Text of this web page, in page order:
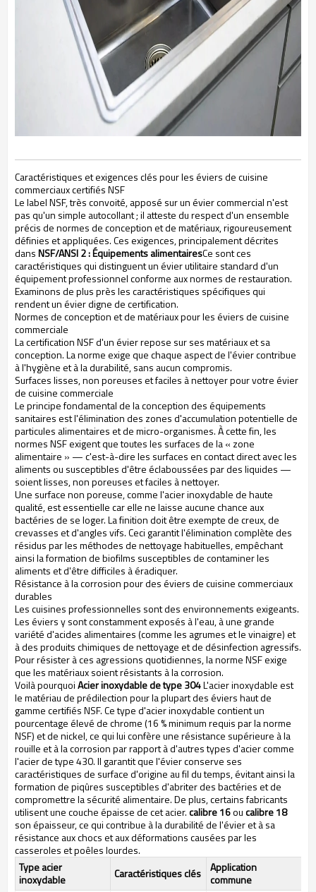
Caractéristiques et exigences clés pour les éviers de cuisine
commerciaux certifiés NSF
Le label NSF, très convoité, apposé sur un évier commercial n'est
pas qu'un simple autocollant ; il atteste du respect d'un ensemble
précis de normes de conception et de matériaux, rigoureusement
définies et appliquées. Ces exigences, principalement décrites
dansNSF/ANSI 2 : Équipements alimentairesCe sont ces
caractéristiques qui distinguent un évier utilitaire standard d'un
équipement professionnel conforme aux normes de restauration.
Examinons de plus près les caractéristiques spécifiques qui
rendent un évier digne de certification.
Normes de conception et de matériaux pour les éviers de cuisine
commerciale
La certification NSF d'un évier repose sur ses matériaux et sa
conception. La norme exige que chaque aspect de l'évier contribue
à l'hygiène et à la durabilité, sans aucun compromis.
Surfaces lisses, non poreuses et faciles à nettoyer pour votre évier
de cuisine commerciale
Le principe fondamental de la conception des équipements
sanitaires est l'élimination des zones d'accumulation potentielle de
particules alimentaires et de micro-organismes. À cette fin, les
normes NSF exigent que toutes les surfaces de la « zone
alimentaire » — c'est-à-dire les surfaces en contact direct avec les
aliments ou susceptibles d'être éclaboussées par des liquides —
soient lisses, non poreuses et faciles à nettoyer.
Une surface non poreuse, comme l'acier inoxydable de haute
qualité, est essentielle car elle ne laisse aucune chance aux
bactéries de se loger. La finition doit être exempte de creux, de
crevasses et d'angles vifs. Ceci garantit l'élimination complète des
résidus par les méthodes de nettoyage habituelles, empêchant
ainsi la formation de biofilms susceptibles de contaminer les
aliments et d'être difficiles à éradiquer.
Résistance à la corrosion pour des éviers de cuisine commerciaux
durables
Les cuisines professionnelles sont des environnements exigeants.
Les éviers y sont constamment exposés à l'eau, à une grande
variété d'acides alimentaires (comme les agrumes et le vinaigre) et
à des produits chimiques de nettoyage et de désinfection agressifs.
Pour résister à ces agressions quotidiennes, la norme NSF exige
que les matériaux soient résistants à la corrosion.
Voilà pourquoiAcier inoxydable de type 304L'acier inoxydable est
le matériau de prédilection pour la plupart des éviers haut de
gamme certifiés NSF. Ce type d'acier inoxydable contient un
pourcentage élevé de chrome (16 % minimum requis par la norme
NSF) et de nickel, ce qui lui confère une résistance supérieure à la
rouille et à la corrosion par rapport à d'autres types d'acier comme
l'acier de type 430. Il garantit que l'évier conserve ses
caractéristiques de surface d'origine au fil du temps, évitant ainsi la
formation de piqûres susceptibles d'abriter des bactéries et de
compromettre la sécurité alimentaire. De plus, certains fabricants
utilisent une couche épaisse de cet acier.calibre 16oucalibre 18
son épaisseur, ce qui contribue à la durabilité de l'évier et à sa
résistance aux chocs et aux déformations causées par les
casseroles et poêles lourdes.
Type acier
inoxydable
Caractéristiques clés
Application
commune